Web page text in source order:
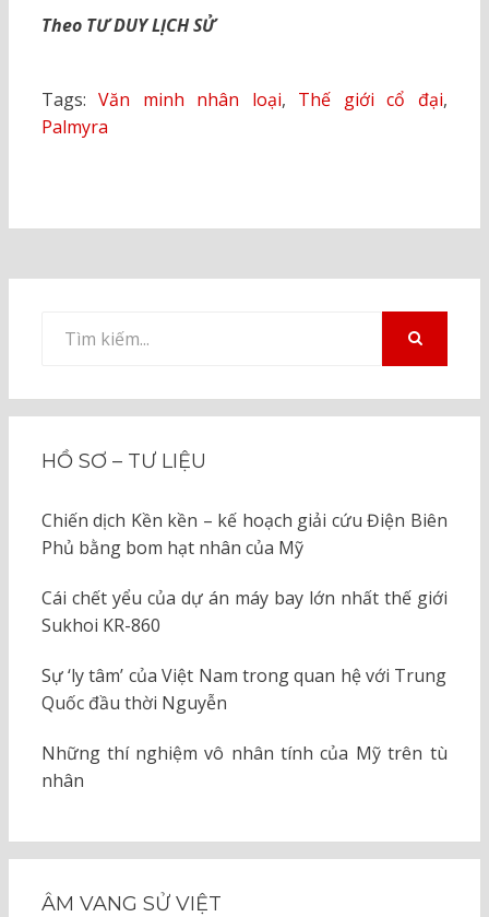
Theo TƯ DUY LỊCH SỬ
Tags: Văn minh nhân loại, Thế giới cổ đại,
Palmyra
kiếm
HỒ SƠ – TƯ LIỆU
Chiến dịch Kền kền – kế hoạch giải cứu Điện Biên
Phủ bằng bom hạt nhân của Mỹ
Cái chết yểu của dự án máy bay lớn nhất thế giới
Sukhoi KR-860
Sự ‘ly tâm’ của Việt Nam trong quan hệ với Trung
Quốc đầu thời Nguyễn
Những thí nghiệm vô nhân tính của Mỹ trên tù
nhân
ÂM VANG SỬ VIỆT